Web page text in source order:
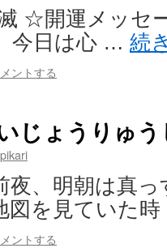
滅 ☆開運メッ
今日は心 … 続
ントする
じょうりゅ
pikari
夜、明朝は真
図を見ていた
ントする